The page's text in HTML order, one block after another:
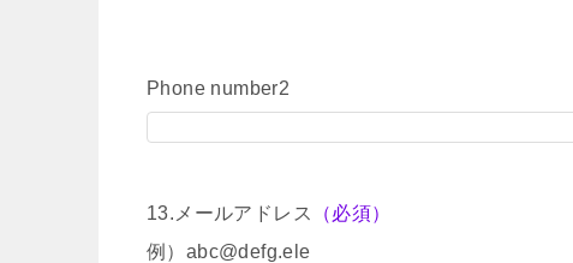
Phone number2
13.メールアドレス
（必須）
例）abc@defg.ele